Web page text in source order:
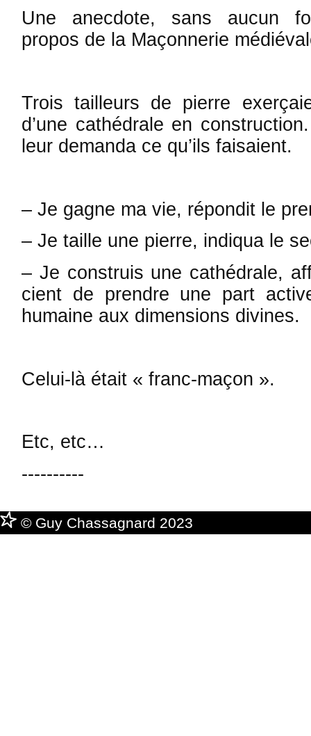
Une anecdote, sans aucun
propos de la Maçonnerie
Trois tailleurs de pierre
d’une cathédrale en
leur demanda ce qu’ils faisaient.
– Je gagne ma vie, répondit le
– Je taille une pierre, indiqua le
– Je construis une cathédrale,
cient de prendre une part
humaine aux dimensions divines.
Celui-là était « franc-maçon ».
Etc, etc…
----------
© Guy Chassagnard 2023